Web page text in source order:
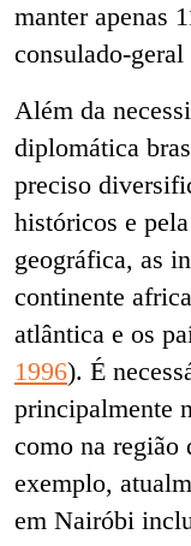
manter apenas
consulado-
Além da
diplomática
preciso
históricos e
geográfica, as
continente
atlântica e os
1996). É
principalmente
como na região
exemplo,
em Nairóbi